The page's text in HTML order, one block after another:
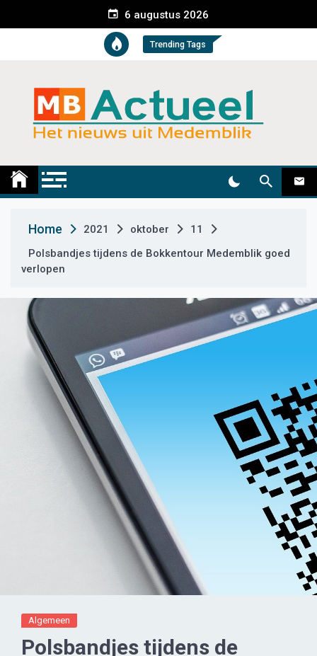
e
t
6 augustus 2026
Trending Tags
Medemblik Actueel
Home 2021 oktober
11
Polsbandjes tijdens de Bokkentour Medemblik goed
verlopen
Algemeen
Polsbandjes tijdens de